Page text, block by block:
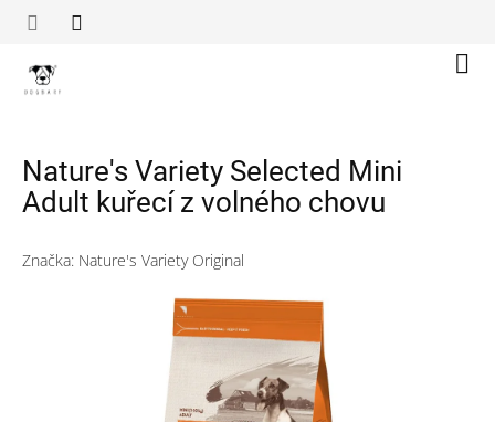
Nature's Variety Selected Mini
Adult kuřecí z volného chovu
Značka: Nature's Variety Original